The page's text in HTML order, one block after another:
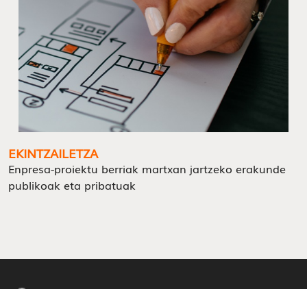
EKINTZAILETZA
Enpresa-proiektu berriak martxan jartzeko erakunde
publikoak eta pribatuak